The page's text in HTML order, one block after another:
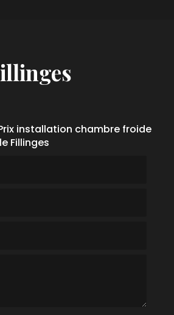
installation chambre froide
Fillinges